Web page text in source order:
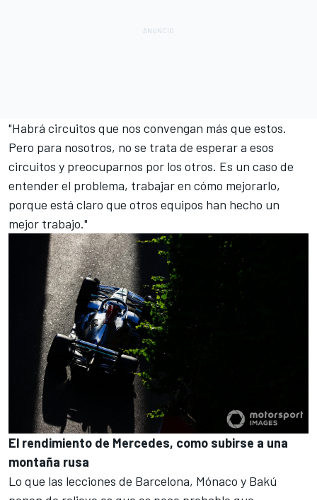
"Habrá circuitos que nos convengan más que estos.
Pero para nosotros, no se trata de esperar a esos
circuitos y preocuparnos por los otros. Es un caso de
entender el problema, trabajar en cómo mejorarlo,
porque está claro que otros equipos han hecho un
mejor trabajo."
El rendimiento de Mercedes, como subirse a una
montaña rusa
Lo que las lecciones de Barcelona, Mónaco y Bakú